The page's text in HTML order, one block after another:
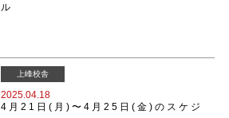
ル
上峰校舎
2025.04.18
4月21日(月)〜4月25日(金)のスケジ